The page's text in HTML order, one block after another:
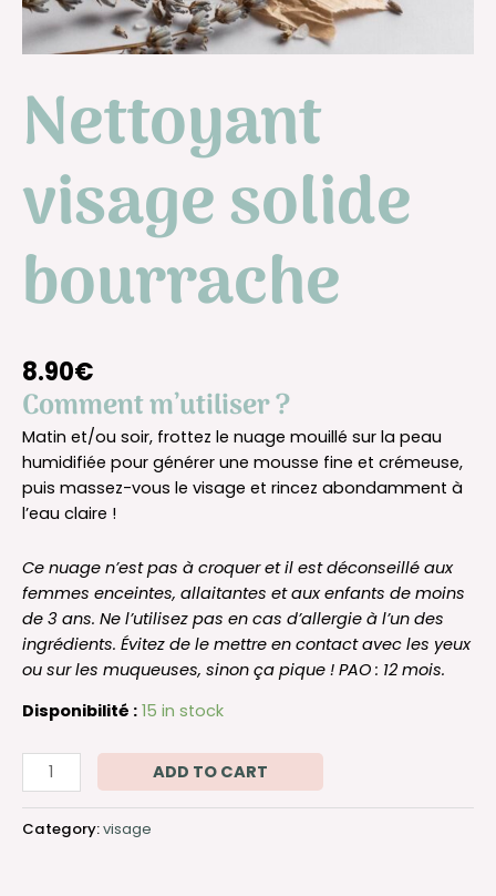
Nettoyant
visage solide
bourrache
8.90€
Comment m’utiliser ?
Matin et/ou soir, frottez le nuage mouillé sur la peau
humidifiée pour générer une mousse fine et crémeuse,
puis massez-vous le visage et rincez abondamment à
l’eau claire !
Ce nuage n’est pas à croquer et il est déconseillé aux
femmes enceintes, allaitantes et aux enfants de moins
de 3 ans. Ne l’utilisez pas en cas d’allergie à l’un des
ingrédients. Évitez de le mettre en contact avec les yeux
ou sur les muqueuses, sinon ça pique ! PAO : 12 mois.
Disponibilité : 15 in stock
ADD TO CART
Category:visage